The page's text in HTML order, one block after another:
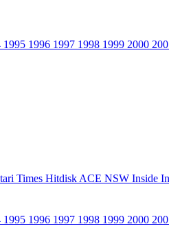
1995 1996 1997 1998 1999 2000
Times Hitdisk ACE NSW Inside
1995 1996 1997 1998 1999 2000